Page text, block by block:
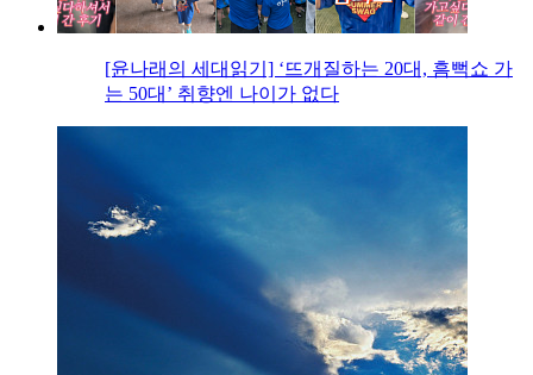
[윤나래의 세대읽기] ‘뜨개질하는 20대, 흠뻑쇼 가
는 50대’ 취향엔 나이가 없다